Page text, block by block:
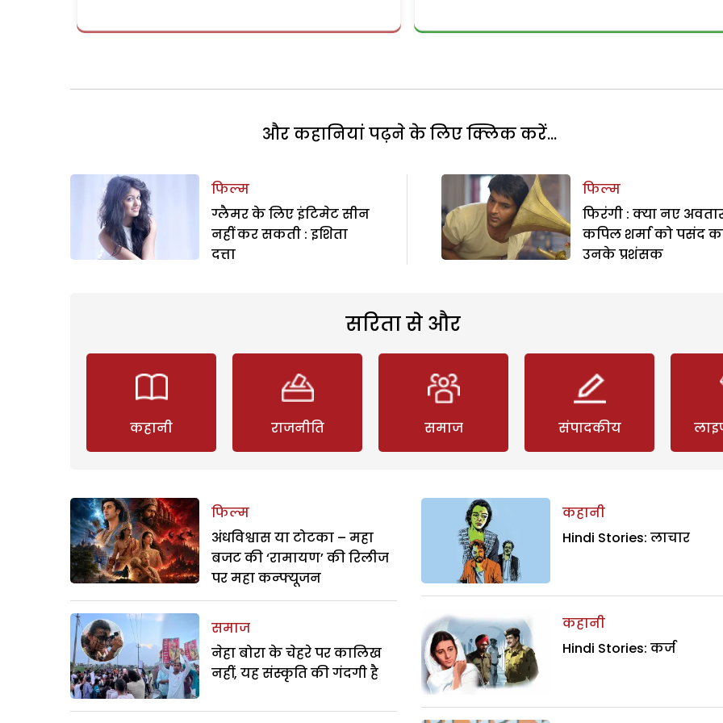
और कहानियां पढ़ने के लिए क्लिक करें...
फिल्म
ग्लैमर के लिए इंटिमेट सीन
नहीं कर सकती : इशिता
दत्ता
फिल्म
फिरंगी : क्या नए
कपिल शर्मा को पसंद
उनके प्रशंसक
सरिता से और
कहानी राजनीति समाज संपादकीय
फिल्म
अंधविश्वास या टोटका – महा
बजट की ‘रामायण’ की रिलीज
पर महा कन्फ्यूजन
समाज
नेहा बोरा के चेहरे पर कालिख
नहीं, यह संस्कृति की गंदगी है
कहानी
Hindi Stories: लाचार
कहानी
Hindi Stories: कर्ज